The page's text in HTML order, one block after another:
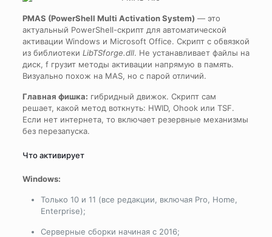
PMAS (PowerShell Multi Activation System) — это
актуальный PowerShell-скрипт для автоматической
активации Windows и Microsoft Office. Cкрипт с обвязкой
из библиотеки LibTSforge.dll. Не устанавливает файлы на
диск, f грузит методы активации напрямую в память.
Визуально похож на MAS, но с парой отличий.
Главная фишка: гибридный движок. Скрипт сам
решает, какой метод воткнуть: HWID, Ohook или TSF.
Если нет интернета, то включает резервные механизмы
без перезапуска.
Что активирует
Windows:
Только 10 и 11 (все редакции, включая Pro, Home,
Enterprise);
Серверные сборки начиная с 2016;